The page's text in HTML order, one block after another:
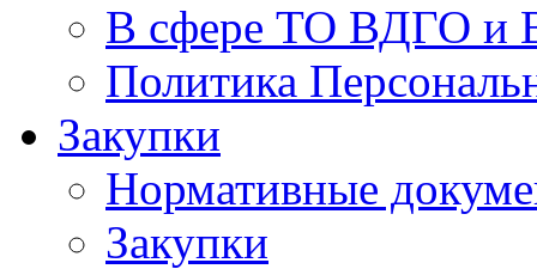
В сфере ТО ВДГО и
Политика
Закупки
Нормативные
Закупки